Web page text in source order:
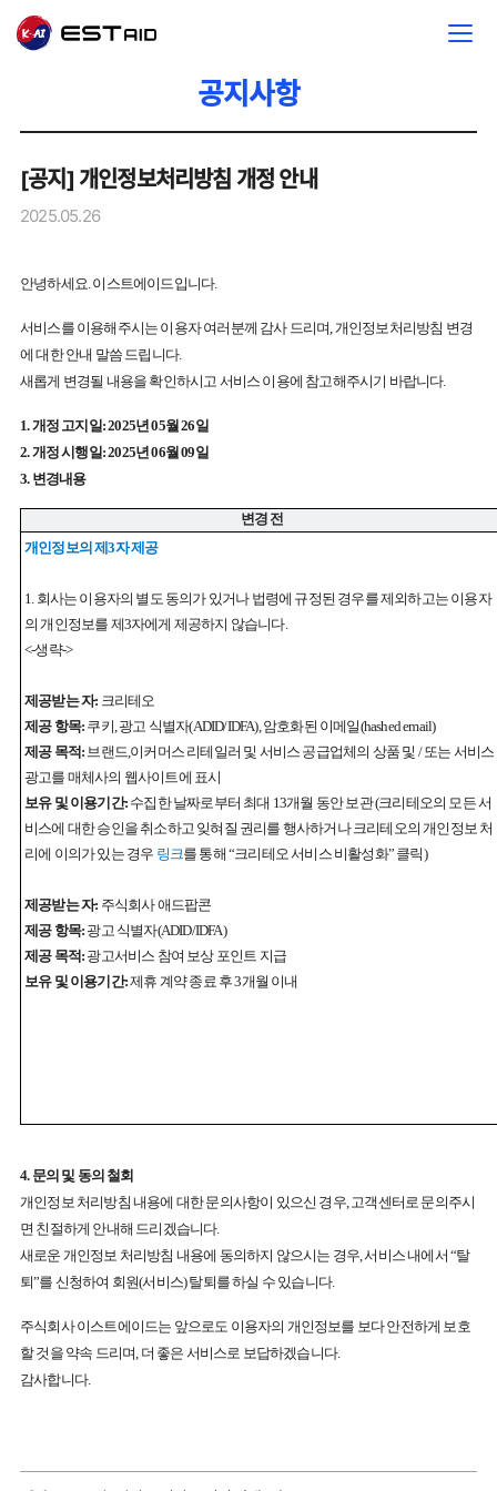
공지사항
[공지] 개인정보처리방침 개정 안내
2025.05.26
안녕하세요. 이스트에이드입니다.
서비스를 이용해주시는 이용자 여러분께 감사 드리며, 개인정보처리방침 변경
에 대한 안내 말씀 드립니다.
새롭게 변경될 내용을 확인하시고 서비스 이용에 참고해주시기 바랍니다.
1. 개정 고지일: 2025년 05월 26일
2. 개정 시행일: 2025년 06월 09일
3. 변경내용
변경 전
개인정보의 제3자 제공
1. 회사는 이용자의 별도 동의가 있거나 법령에 규정된 경우를 제외하고는 이용자
의 개인정보를 제3자에게 제공하지 않습니다.
<-생략->
제공받는 자: 크리테오
제공 항목: 쿠키, 광고 식별자(ADID/IDFA), 암호화된 이메일(hashed email)
제공 목적: 브랜드,이커머스 리테일러 및 서비스 공급업체의 상품 및 / 또는 서비스
광고를 매체사의 웹사이트에 표시
보유 및 이용기간: 수집한 날짜로부터 최대 13개월 동안 보관 (크리테오의 모든 서
비스에 대한 승인을 취소하고 잊혀질 권리를 행사하거나 크리테오의 개인정보 처
리에 이의가 있는 경우 링크를 통해 “크리테오 서비스 비활성화” 클릭)
제공받는 자: 주식회사 애드팝콘
제공 항목: 광고 식별자(ADID/IDFA)
제공 목적: 광고서비스 참여 보상 포인트 지급
보유 및 이용기간:제휴 계약 종료 후 3개월 이내
4. 문의 및 동의 철회
개인정보 처리방침 내용에 대한 문의사항이 있으신 경우, 고객센터로 문의주시
면 친절하게 안내해 드리겠습니다.
새로운 개인정보 처리방침 내용에 동의하지 않으시는 경우, 서비스 내에서 “탈
퇴”를 신청하여 회원(서비스) 탈퇴를 하실 수 있습니다.
주식회사 이스트에이드는 앞으로도 이용자의 개인정보를 보다 안전하게 보호
할 것을 약속 드리며, 더 좋은 서비스로 보답하겠습니다.
감사합니다.